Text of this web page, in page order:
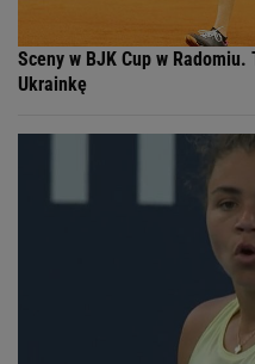
Sceny w BJK Cup w
Ukrainkę